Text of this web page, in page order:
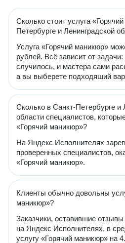
Сколько стоит услуга
Петербурге и Ленинградской
Услуга «Горячий маникюр»
рублей. Всё зависит от
случилось, и мастера сами
а вы выберете подходящий
Сколько в Санкт-Петербурге и
области специалистов,
«Горячий маникюр»?
На Яндекс Исполнителях
проверенных специалистов,
«Горячий маникюр».
Клиенты обычно довольны
маникюр»?
Заказчики, оставившие отзывы
на Яндекс Исполнителях, в
услугу «Горячий маникюр» на